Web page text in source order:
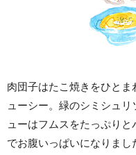
肉団子はたこ焼きをひと
ューシー。緑のシミシュ
ューはフムスをたっぷり
でお腹いっぱいになりまし